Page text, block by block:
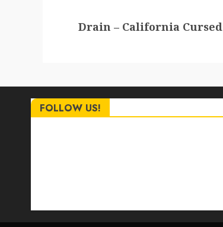
entrada:
Drain – California Cursed
FOLLOW US!